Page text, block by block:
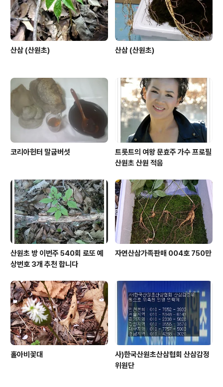
산삼 (산원초) 산삼 (산원초)
코리아헌터 말굽버섯
트롯트의 여왕 문효주 가수 프로필
산원초 산원 적음
산원초 방 이번주 540회 로또 예
상번호 3개 추천 합니다
자연산삼가족판매 004호 750만
홀아비꽃대
사)한국산원초산삼협회 산삼감정
위원단